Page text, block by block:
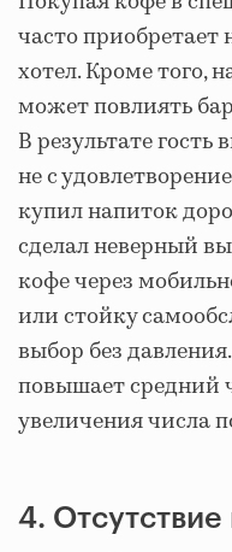
часто приобретает
хотел. Кроме того,
может повлиять
В результате
не с
купил напиток
сделал неверный
кофе через
или стойку
выбор без
повышает средний
увеличения числа
4.